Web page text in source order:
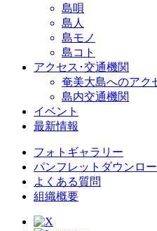
島唄
島人
島モノ
島コト
アクセス･交通機関
奄美大島へのアク
島内交通機関
イベント
最新情報
フォトギャラリー
パンフレットダウンロ
よくある質問
組織概要